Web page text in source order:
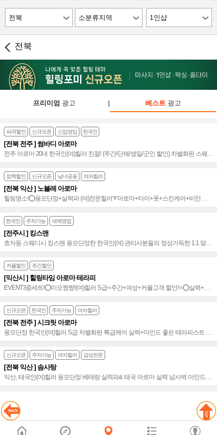
전북 소분류지역 1인샵
전북
프리미엄 광고 | 베스트광고
파격할인 신규오픈 신입영입 한국인
[전북 전주 ] 썸바디 아로마
전주 아로마 20대 한국인(여)힐러 친절! (주간/단체/생일/군인 할인) 차별화된 스웨디
시 실력+마인드 좋은 테라피스트 감각적&프리미엄 테라피~♥
깜짝할인 신규오픈 남녀공용 여자힐러
[전북 익산 ] 노블레 아로마
힐링명소!⭕용모단정+실력파 (여)전문힐러➰아로마+타이+풋+스킨케어+비만 및
복부관리➰재방 200%⭐️익산 최고의 힐링공간~⭐️
한국인 주차가능 새벽영업
[전주시 ] 킹스맨
효자동 스웨디시 킹스맨 용모단정한 한국인(여) 관리사분들의 정성가득한 1:1 맞춤
관리 친절 마인드 신시가지 스카이타워 인근
커플할인 주간할인
[익산시 ] 힐링타임 아로마 테라피
EVENT3종세트!⭕미모짱짱!(여)힐러 S급⭐️주간+여성+커플고객 할인!⭐️⭕실력+마
인드 좋은 테라피스트➰스웨디시+아로마&타이+감성 코스~!➰느낌있고&수준높은
테라피~⭐️
신규오픈 한국인 주차가능 여자힐러
[전북 전주 ] 시크릿 아로마
용모단정 한국인(여)힐러 S급 차별화된 특급케어 실력+마인드 좋은 테라피스트 스
웨디시+아로마 감각적&프리미엄 테라피~♥
신규오픈 주차가능 여자힐러 감성전문
[전북 익산 ] 솜사탕
익산, 태국인(여)힐러 용모단정 베테랑 실력파& 태국 아로마 실력 넘사벽 마인드&
친절 품격 만족도 높은 전북 익산 프리미엄 샵~♥